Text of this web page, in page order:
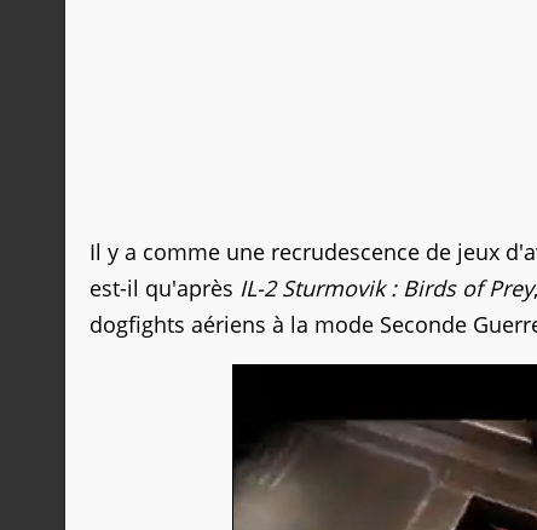
Il y a comme une recrudescence de jeux
est-il qu'après IL-2 Sturmovik : Birds of Prey
dogfights aériens à la mode Seconde